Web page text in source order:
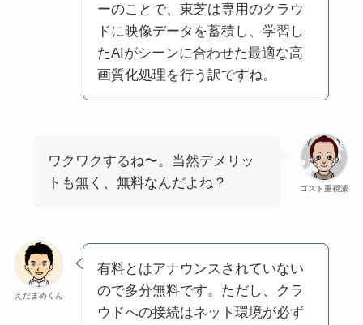
ーのことで、東芝は専用のクラウ
ドに映像データを蓄積し、学習し
たAIがシーンに合わせた最適な高
画質化処理を行う訳ですね。
コスト重視派
ワクワクするね〜。当然デメリッ
トも無く、無料なんだよね？
えだまめくん
有料とはアナウンスされていない
ので多分無料です。ただし、クラ
ウドへの接続はネット環境が必ず